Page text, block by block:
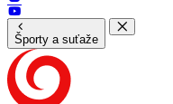
Športy a suťaže